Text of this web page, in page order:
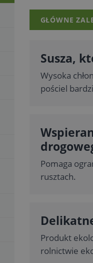
GŁÓWNE
Susza,
Wysoka
pościel
Pomaga
rusztach.
Produkt
rolnictwie